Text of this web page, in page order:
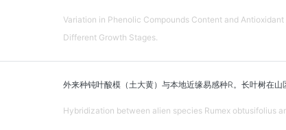
Variation in Phenolic Compounds Content and
Different Growth Stages.
外来种钝叶酸模（土大黄）与本地近缘易感种R。长叶树在山
Hybridization between alien species Rumex obtusifolius